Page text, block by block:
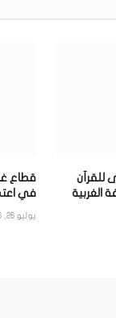
للقرآن
الغربية
في
يوليو 26, 2026